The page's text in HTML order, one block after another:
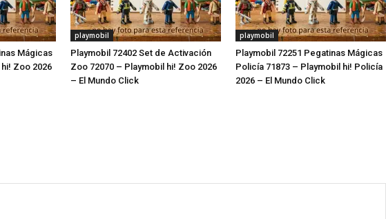
Mágicas
Zoo 2026
playmobil
Playmobil 72402 Set de Activación
Zoo 72070 – Playmobil hi! Zoo 2026
– El Mundo Click
playmobil
Playmobil 72251 Pegatinas Mágicas
Policía 71873 – Playmobil hi! Policía
2026 – El Mundo Click